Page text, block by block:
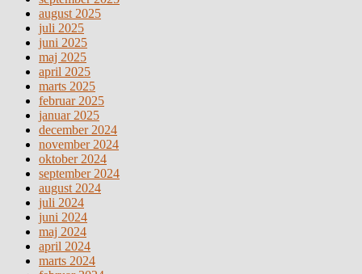
august 2025
juli 2025
juni 2025
maj 2025
april 2025
marts 2025
februar 2025
januar 2025
december 2024
november 2024
oktober 2024
september 2024
august 2024
juli 2024
juni 2024
maj 2024
april 2024
marts 2024